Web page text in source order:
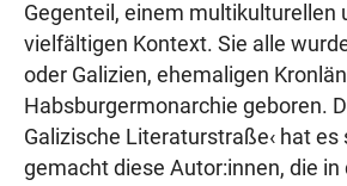
Gegenteil, einem multikulturellen
vielfältigen Kontext. Sie alle
oder Galizien, ehemaligen
Habsburgermonarchie geboren.
Galizische Literaturstraße‹ hat es
gemacht diese Autor:innen, die in